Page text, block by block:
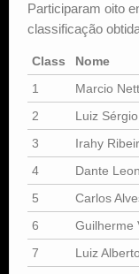
Participaram oito
classificação
Class Nome
1
Marcio
2
Luiz
3
Irahy
4
Dante
5
Carlos
6
Guilherme
7
Luiz